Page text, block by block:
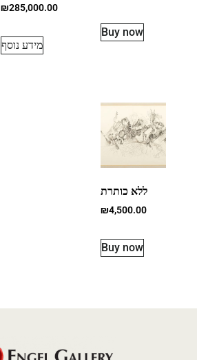
Buy now
₪285,000.00
מידע נוסף
ללא כותרת
₪4,500.00
Buy now